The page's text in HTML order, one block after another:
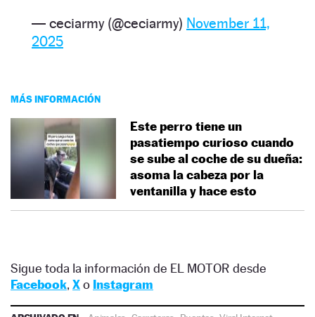
— ceciarmy (@ceciarmy) November 11,
2025
MÁS INFORMACIÓN
Este perro tiene un
pasatiempo curioso cuando
se sube al coche de su dueña:
asoma la cabeza por la
ventanilla y hace esto
Sigue toda la información de EL MOTOR desde
Facebook, Xo Instagram